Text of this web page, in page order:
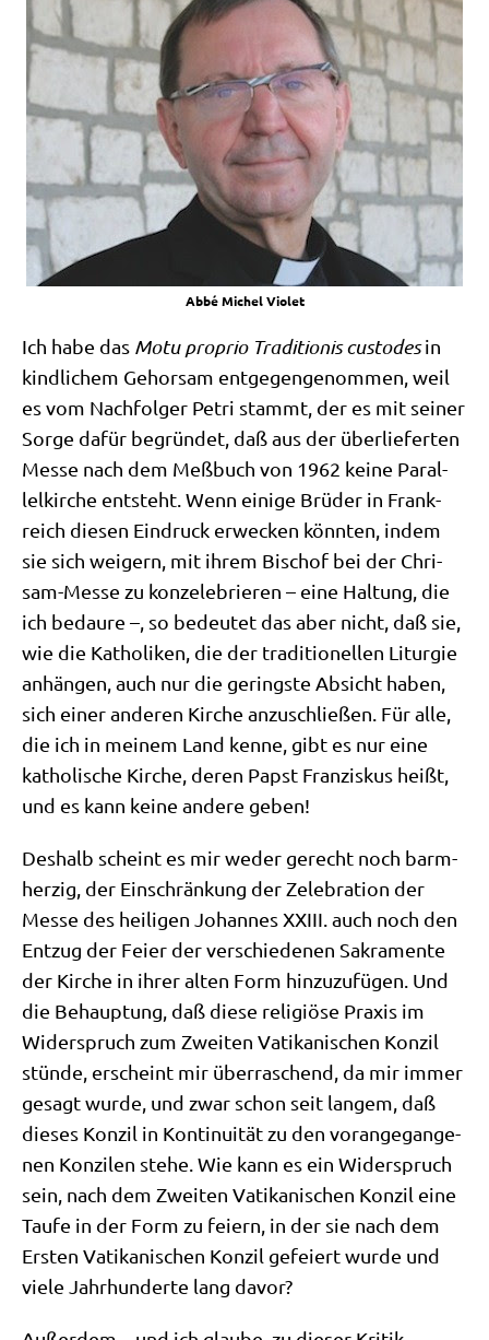
Abbé Michel Violet
Ich habe das Motu pro­prio Tra­di­tio­nis cus­to­desin
kind­li­chem Gehor­sam ent­ge­gen­ge­nom­men, weil
es vom Nach­fol­ger Petri stammt, der es mit sei­ner
Sor­ge dafür begrün­det, daß aus der über­lie­fer­ten
Mes­se nach dem Meß­buch von 1962 kei­ne Par­al­
lel­kir­che ent­steht. Wenn eini­ge Brü­der in Frank­
reich die­sen Ein­druck erwecken könn­ten, indem
sie sich wei­gern, mit ihrem Bischof bei der Chri­
sam-Mes­se zu kon­ze­le­brie­ren – eine Hal­tung, die
ich bedau­re –, so bedeu­tet das aber nicht, daß sie,
wie die Katho­li­ken, die der tra­di­tio­nel­len Lit­ur­gie
anhän­gen, auch nur die gering­ste Absicht haben,
sich einer ande­ren Kir­che anzu­schlie­ßen. Für alle,
die ich in mei­nem Land ken­ne, gibt es nur eine
katho­li­sche Kir­che, deren Papst Fran­zis­kus heißt,
und es kann kei­ne ande­re geben!
Des­halb scheint es mir weder gerecht noch barm­
her­zig, der Ein­schrän­kung der Zele­bra­ti­on der
Mes­se des hei­li­gen Johan­nes XXIII. auch noch den
Ent­zug der Fei­er der ver­schie­de­nen Sakra­men­te
der Kir­che in ihrer alten Form hin­zu­zu­fü­gen. Und
die Behaup­tung, daß die­se reli­giö­se Pra­xis im
Wider­spruch zum Zwei­ten Vati­ka­ni­schen Kon­zil
stün­de, erscheint mir über­ra­schend, da mir immer
gesagt wur­de, und zwar schon seit lan­gem, daß
die­ses Kon­zil in Kon­ti­nui­tät zu den vor­an­ge­gan­ge­
nen Kon­zi­len ste­he. Wie kann es ein Wider­spruch
sein, nach dem Zwei­ten Vati­ka­ni­schen Kon­zil eine
Tau­fe in der Form zu fei­ern, in der sie nach dem
Ersten Vati­ka­ni­schen Kon­zil gefei­ert wur­de und
vie­le Jahr­hun­der­te lang davor?